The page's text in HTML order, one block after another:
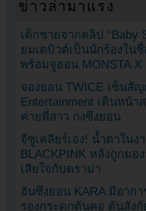
ข่าวล่ามาแรง
เด็กชายจากคลิป “Baby
ยมเดบิวต์เป็นนักร้องใน
พร้อมจูฮอน MONSTA X
จองยอน TWICE เซ็นสั
Entertainment เดินหน้า
ค่ายพี่สาว กงซึงยอน
จีซูเคลียร์เอง! น้ำตาในง
BLACKPINK หลังถูกมอ
เสียใจกับดราม่า
ฮันซึงยอน KARA มีอาก
รองกระดูกต้นคอ ต้นสัง